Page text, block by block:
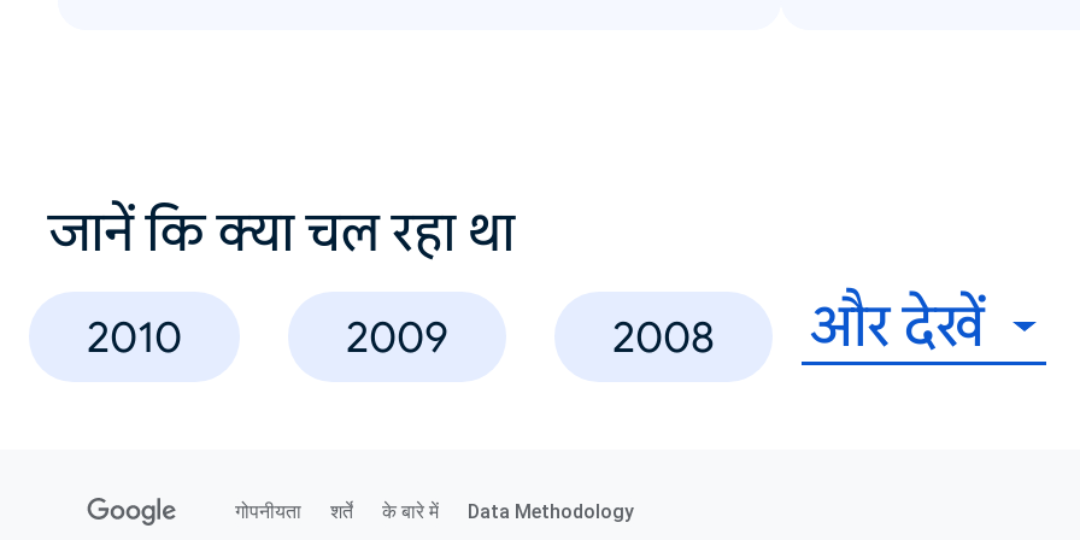
जानें कि क्या चल रहा था
2010 2009 2008 और देखें
गोपनीयता शर्तें के बारे में Data Methodology